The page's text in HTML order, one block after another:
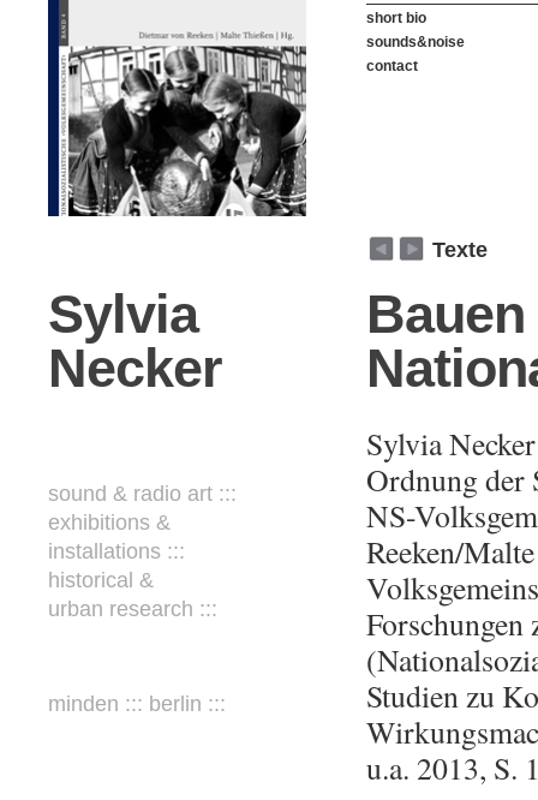
Sylvia
Necker
sound & radio art :::
exhibitions &
installations :::
historical &
urban research :::
minden ::: berlin :::
short bio
sounds&noise
contact
weiterzurück
Texte
Sylvia
Ordnung der
NS-
Reeken/
(
Studien zu
u.a. 2013, S.